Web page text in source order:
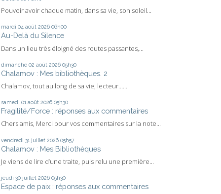
Pouvoir avoir chaque matin, dans sa vie, son soleil...
mardi 04 août 2026 06h00
Au-Delà du Silence
Dans un lieu très éloigné des routes passantes,...
dimanche 02 août 2026 05h30
Chalamov : Mes bibliothèques. 2
Chalamov, tout au long de sa vie, lecteur…...
samedi 01 août 2026 05h30
Fragilité/Force : réponses aux commentaires
Chers amis, Merci pour vos commentaires sur la note...
vendredi 31 juillet 2026 05h57
Chalamov : Mes Bibliothèques
Je viens de lire d’une traite, puis relu une première...
jeudi 30 juillet 2026 05h30
Espace de paix : réponses aux commentaires